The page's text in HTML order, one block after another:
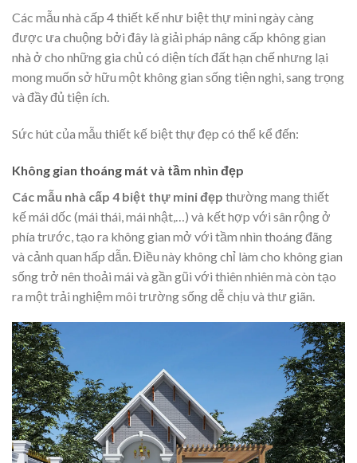
Các mẫu nhà cấp 4 thiết kế như biệt thự mini ngày càng
được ưa chuộng bởi đây là giải pháp nâng cấp không gian
nhà ở cho những gia chủ có diện tích đất hạn chế nhưng lại
mong muốn sở hữu một không gian sống tiện nghi, sang trọng
và đầy đủ tiện ích.
Sức hút của mẫu thiết kế biệt thựđẹp có thể kể đến:
Không gian thoáng mát và tầm nhìn đẹp
Các mẫu nhà cấp 4 biệt thự mini đẹp thường mang thiết
kế mái dốc (mái thái, mái nhật,…) và kết hợp với sân rộng ở
phía trước, tạo ra không gian mở với tầm nhìn thoáng đãng
và cảnh quan hấp dẫn. Điều này không chỉ làm cho không gian
sống trở nên thoải mái và gần gũi với thiên nhiên mà còn tạo
ra một trải nghiệm môi trường sống dễ chịu và thư giãn.